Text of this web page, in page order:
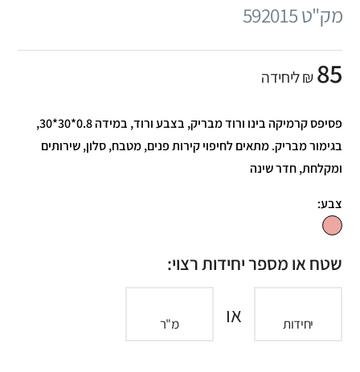
מק"ט 592015
85₪ ליחידה
פסיפס קרמיקה בינו ורוד מבריק, בצבע ורוד, במידה 0.8*30*30,
בגימור מבריק. מתאים לחיפוי קירות פנים, מטבח, סלון, שירותים
ומקלחת, חדר שינה
צבע:
שטח או מספר יחידות רצוי:
יחידות או מ"ר